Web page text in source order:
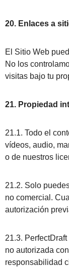
20. Enlaces a
El Sitio Web
No los
visitas bajo tu
21. Propiedad
21.1. Todo el
vídeos, audio,
o de nuestros
21.2. Solo
no comercial.
autorización
21.3.
no autorizada
responsabilidad